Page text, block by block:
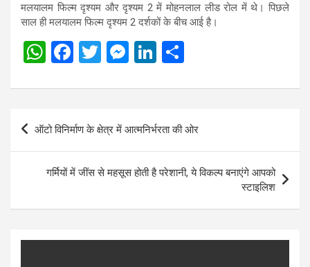
मलयालम फिल्म दृश्यम और दृश्यम 2 में मोहनलाल लीड रोल में थे। पिछले
साल ही मलयालम फिल्म दृश्यम 2 दर्शकों के बीच आई है।
W
at
s
A
p
p
F
ce
b
o
o
k
T
tt
er
M
se
g
er
Li
ke
dI
n
ar
e
Post
ऑटो विनिर्माण के क्षेत्र में आत्मनिर्भरता की ओर
गर्मियों में जींस से महसूस होती है परेशानी, ये विकल्प बनाएंगे आपको
स्टाइलिश